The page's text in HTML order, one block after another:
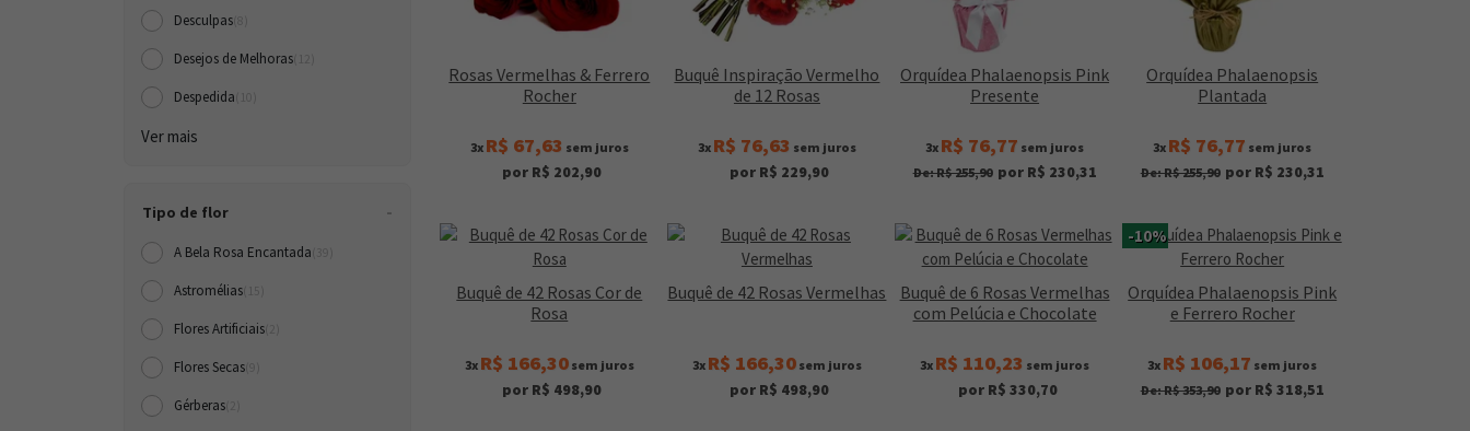
Desculpas
Desejos de Melhoras
Despedida
Ver mais
Tipo de flor
A Bela Rosa Encantada
Astromélias
Flores Artificiais
Flores Secas
Gérberas
Rosas Vermelhas & Ferrero
Rocher
3x R$ 67,63 sem juros
por R$ 202,90
Buquê Inspiração Vermelho
de 12 Rosas
3x R$ 76,63 sem juros
por R$ 229,90
Orquídea Phalaenopsis Pink
Presente
3x R$ 76,77 sem juros
De: R$ 255,90 por R$ 230,31
Orquídea Phalaenopsis
Plantada
3x R$ 76,77 sem juros
De: R$ 255,90 por R$ 230,31
Buquê de 42 Rosas Cor de
Rosa
3x R$ 166,30sem juros
por R$ 498,90
Buquê de 42 Rosas Vermelhas
3x R$ 166,30sem juros
por R$ 498,90
Buquê de 6 Rosas Vermelhas
com Pelúcia e Chocolate
3x R$ 110,23 sem juros
por R$ 330,70
-10%
Orquídea Phalaenopsis Pink
e Ferrero Rocher
3x R$ 106,17 sem juros
De: R$ 353,90 por R$ 318,51